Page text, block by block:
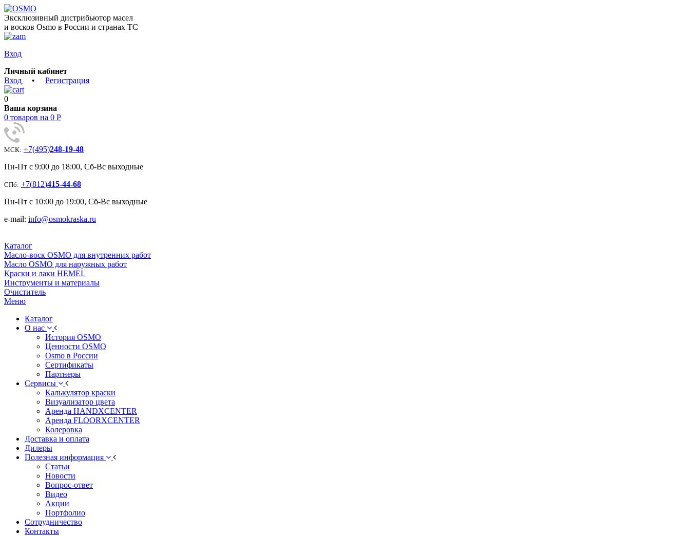
Эксклюзивный дистрибьютор масел
и восков Osmo в России и странах ТС
Вход
Личный кабинет
Вход
• Регистрация
0
Ваша корзина
0 товаров на 0 Р
МСК: +7(495)248-19-48
Пн-Пт с 9:00 до 18:00, Сб-Вс выходные
СПб: +7(812)415-44-68
Пн-Пт с 10:00 до 19:00, Сб-Вс выходные
e-mail: info@osmokraska.ru
Каталог
Масло-воск OSMO для внутренних работ
Масло OSMO для наружных работ
Краски и лаки HEMEL
Инструменты и материалы
Очиститель
Меню
Каталог
О нас
История OSMO
Ценности OSMO
Osmo в России
Сертификаты
Партнеры
Сервисы
Калькулятор краски
Визуализатор цвета
Аренда HANDXCENTER
Аренда FLOORXCENTER
Колеровка
Доставка и оплата
Дилеры
Полезная информация
Статьи
Новости
Вопрос-ответ
Видео
Акции
Портфолио
Сотрудничество
Контакты